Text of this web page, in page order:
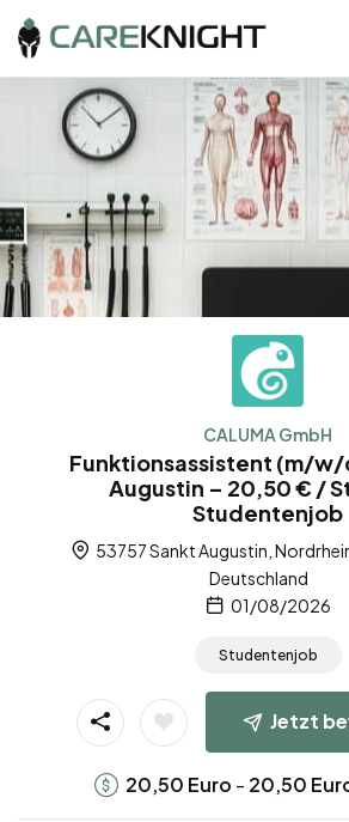
CALUMA GmbH
Funktionsassistent (m/w/
Augustin – 20,50 € /
Studentenjob
53757 Sankt Augustin,
Deutschland
01/08/2026
Studentenjob
Jetzt
20,50 Euro - 20,50